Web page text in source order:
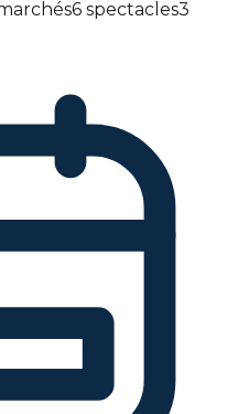
6 spectacles3